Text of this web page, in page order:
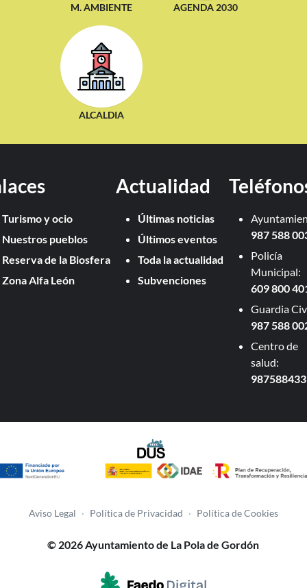
M. AMBIENTE AGENDA 2030
ALCALDIA
Turismo y ocio
Nuestros pueblos
Reserva de la Biosfera
Zona Alfa León
Actualidad
Últimas noticias
Últimos eventos
Toda la actualidad
Subvenciones
987 588
Policía
Municipal:
609 800
Guardia
987 588
Centro de
salud:
987588433
Aviso Legal · Política de Privacidad · Política de Cookies
© 2026 Ayuntamiento de La Pola de Gordón